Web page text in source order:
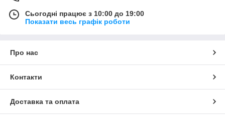
електричними роторними та сітковими бритвами.
оснащено одразу кількома бритвеними голівками, які
рухаються незалежно один від одного. Їх, як правило, три і
Сьогодні працює з 10:00 до 19:00
Показати весь графік роботи
Про нас
Контакти
Доставка та оплата